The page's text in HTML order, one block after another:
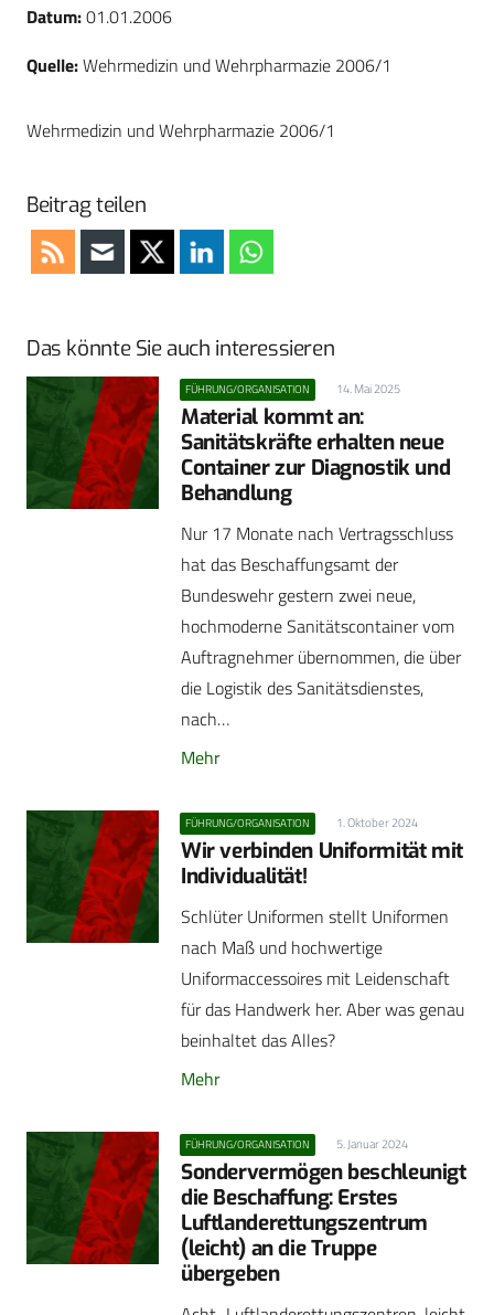
Datum:01.01.2006
Quelle:Wehrmedizin und Wehrpharmazie 2006/1
Wehrmedizin und Wehrpharmazie 2006/1
Beitrag teilen
Das könnte Sie auch interessieren
FÜHRUNG/ORGANISATION 14. Mai 2025
Material kommt an:
Sanitätskräfte erhalten neue
Container zur Diagnostik und
Behandlung
Nur 17 Monate nach Vertragsschluss
hat das Beschaffungsamt der
Bundeswehr gestern zwei neue,
hochmoderne Sanitätscontainer vom
Auftragnehmer übernommen, die über
die Logistik des Sanitätsdienstes,
nach…
Mehr
FÜHRUNG/ORGANISATION 1. Oktober 2024
Wir verbinden Uniformität mit
Individualität!
Schlüter Uniformen stellt Uniformen
nach Maß und hochwertige
Uniformaccessoires mit Leidenschaft
für das Handwerk her. Aber was genau
beinhaltet das Alles?
Mehr
FÜHRUNG/ORGANISATION 5. Januar 2024
Sondervermögen beschleunigt
die Beschaffung: Erstes
Luftlanderettungszentrum
(leicht) an die Truppe
übergeben